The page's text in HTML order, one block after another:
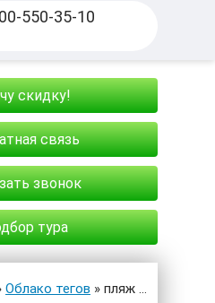
550-35-10
скидку!
связь
звонок
тура
Облако тегов » пляж Нисси